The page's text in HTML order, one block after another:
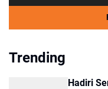
Trending
Hadiri